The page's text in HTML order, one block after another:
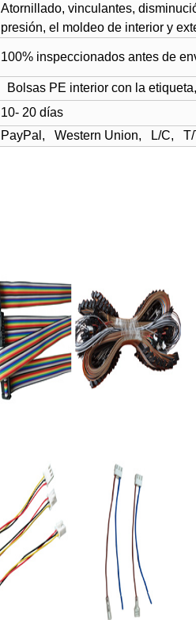
Atornillado, vinculantes,
presión, el moldeo de interior y
100% inspeccionados antes de
Bolsas PE interior con la
10- 20 días
PayPal, Western Union, L/C,